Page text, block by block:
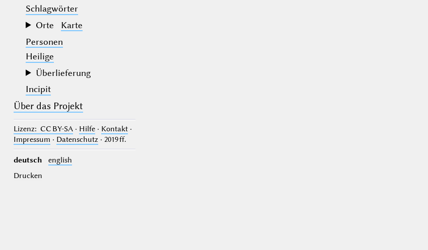
Schlagwörter
Orte
Karte
Personen
Heilige
Überlieferung
Incipit
Über das Projekt
Lizenz: CC BY-SA· Hilfe· Kontakt·
Impressum · Datenschutz· 2019 ff.
deutsch
english
Drucken